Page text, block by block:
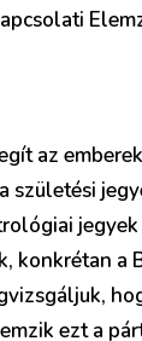
az
születési
konkrétan a
ezt a